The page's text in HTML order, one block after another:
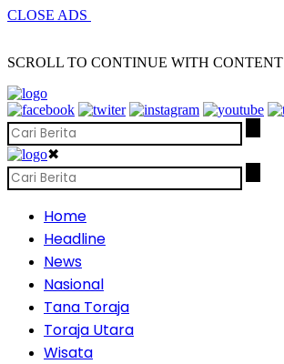
CLOSE ADS
SCROLL TO CONTINUE WITH CONTENT
✖
Home
Headline
News
Nasional
Tana Toraja
Toraja Utara
Wisata